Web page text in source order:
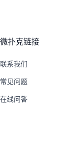
微扑克链接
联系我们
常见问题
在线问答